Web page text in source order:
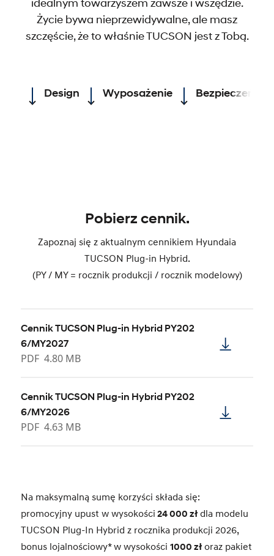
idealnym towarzyszem zawsze i wszędzie.
Życie bywa nieprzewidywalne, ale masz
szczęście, że to właśnie TUCSON jest z Tobą.
Design Wyposażenie
Pobierz cennik.
Zapoznaj się z aktualnym cennikiem Hyundaia
TUCSON Plug-in Hybrid.
(PY / MY = rocznik produkcji / rocznik modelowy)
Cennik TUCSON Plug-in Hybrid PY202
6/MY2027
PDF 4.80 MB
Cennik TUCSON Plug-in Hybrid PY202
6/MY2026
PDF 4.63 MB
Na maksymalną sumę korzyści składa się:
promocyjny upust w wysokości 24 000 złdla modelu
TUCSON Plug-In Hybrid z rocznika produkcji 2026,
bonus lojalnościowy* w wysokości1000 złoraz pakiet